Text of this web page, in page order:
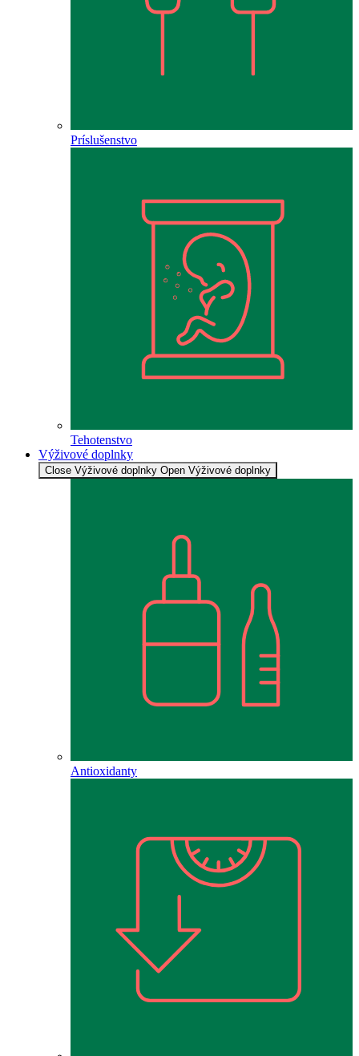
Príslušenstvo
Tehotenstvo
Výživové doplnky
Close Výživové doplnky Open Výživové doplnky
Antioxidanty